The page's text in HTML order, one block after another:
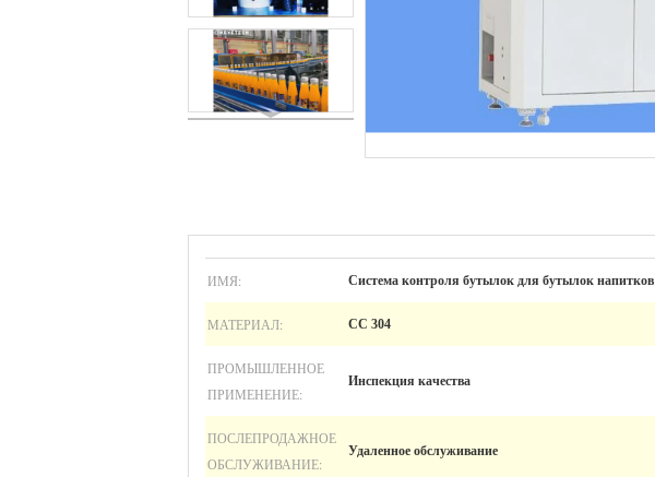
ИМЯ: Система контроля бутылок для бутылок напитков
МАТЕРИАЛ: СС 304
ПРОМЫШЛЕННОЕ
ПРИМЕНЕНИЕ:
Инспекция качества
ПОСЛЕПРОДАЖНОЕ
ОБСЛУЖИВАНИЕ:
Удаленное обслуживание